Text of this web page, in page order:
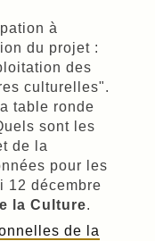
à
du projet :
des
culturelles".
table ronde
sont les
de la
pour les
12 décembre
la Culture.
de la